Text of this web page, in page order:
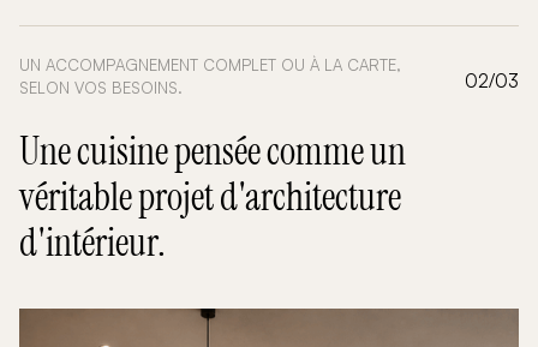
UN ACCOMPAGNEMENT COMPLET OU À LA CARTE,
SELON VOS BESOINS.
02/03
Une cuisine pensée comme un
véritable projet d'architecture
d'intérieur.